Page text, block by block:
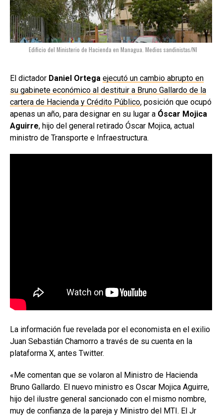
Edificio del Ministerio de Hacienda en Managua. Medios sandinistas/NI
El dictador Daniel Ortega ejecutó un cambio abrupto en
su gabinete económico al destituir a Bruno Gallardo de la
cartera de Hacienda y Crédito Público, posición que ocupó
apenas un año, para designar en su lugar a Óscar Mojica
Aguirre, hijo del general retirado Óscar Mojica, actual
ministro de Transporte e Infraestructura.
La información fue revelada por el economista en el exilio
Juan Sebastián Chamorro a través de su cuenta en la
plataforma X, antes Twitter.
«Me comentan que se volaron al Ministro de Hacienda
Bruno Gallardo. El nuevo ministro es Oscar Mojica Aguirre,
hijo del ilustre general sancionado con el mismo nombre,
muy de confianza de la pareja y Ministro del MTI. El Jr